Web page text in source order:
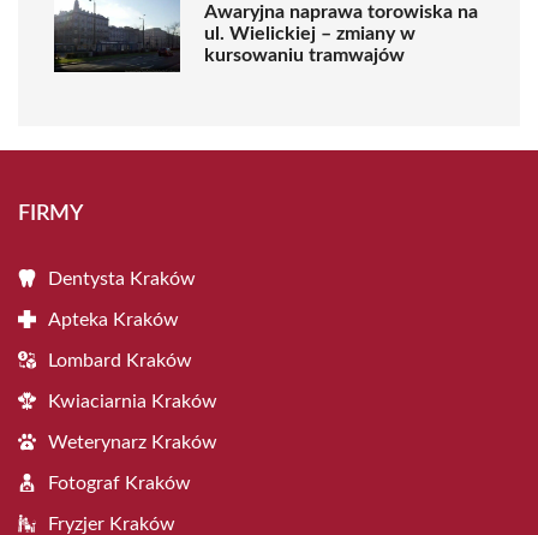
Awaryjna naprawa torowiska na
ul. Wielickiej – zmiany w
kursowaniu tramwajów
FIRMY
Dentysta Kraków
Apteka Kraków
Lombard Kraków
Kwiaciarnia Kraków
Weterynarz Kraków
Fotograf Kraków
Fryzjer Kraków